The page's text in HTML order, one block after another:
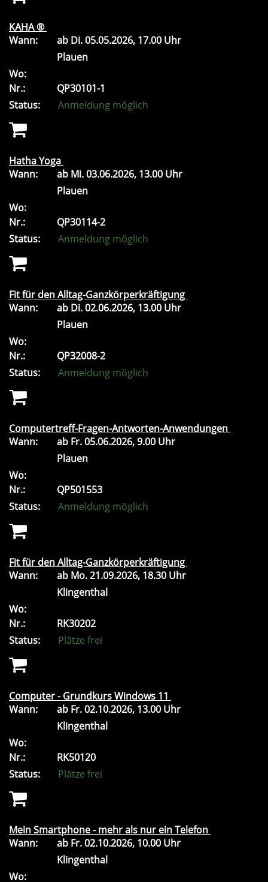
KAHA ®
Wann:
ab Di.05.05.2026, 17.00 Uhr
Plauen
Wo:
Nr.:
QP30101-1
Status:
Anmeldung möglich
Hatha Yoga
Wann:
ab Mi.03.06.2026, 13.00 Uhr
Plauen
Wo:
Nr.:
QP30114-2
Status:
Anmeldung möglich
Fit für den Alltag-Ganzkörperkräftigung
Wann:
ab Di.02.06.2026, 13.00 Uhr
Plauen
Wo:
Nr.:
QP32008-2
Status:
Anmeldung möglich
Computertreff-Fragen-Antworten-Anwendungen
Wann:
ab Fr.05.06.2026, 9.00 Uhr
Plauen
Wo:
Nr.:
QP501553
Status:
Anmeldung möglich
Fit für den Alltag-Ganzkörperkräftigung
Wann:
ab Mo.21.09.2026, 18.30 Uhr
Klingenthal
Wo:
Nr.:
RK30202
Status:
Plätze frei
Computer - Grundkurs Windows 11
Wann:
ab Fr.02.10.2026, 13.00 Uhr
Klingenthal
Wo:
Nr.:
RK50120
Status:
Plätze frei
Mein Smartphone - mehr als nur ein Telefon
Wann:
ab Fr.02.10.2026, 10.00 Uhr
Klingenthal
Wo: